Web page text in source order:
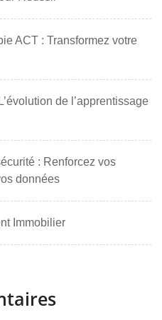
ACT : Transformez votre
de l’apprentissage
: Renforcez vos
données
Immobilier